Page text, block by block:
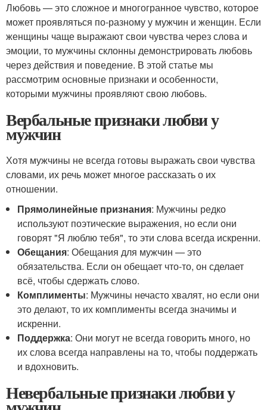
Любовь — это сложное и многогранное чувство, которое
может проявляться по-разному у мужчин и женщин. Если
женщины чаще выражают свои чувства через слова и
эмоции, то мужчины склонны демонстрировать любовь
через действия и поведение. В этой статье мы
рассмотрим основные признаки и особенности,
которыми мужчины проявляют свою любовь.
Вербальные признаки любви у
мужчин
Хотя мужчины не всегда готовы выражать свои чувства
словами, их речь может многое рассказать о их
отношении.
Прямолинейные признания: Мужчины редко
используют поэтические выражения, но если они
говорят "Я люблю тебя", то эти слова всегда искренни.
Обещания: Обещания для мужчин — это
обязательства. Если он обещает что-то, он сделает
всё, чтобы сдержать слово.
Комплименты: Мужчины нечасто хвалят, но если они
это делают, то их комплименты всегда значимы и
искренни.
Поддержка: Они могут не всегда говорить много, но
их слова всегда направлены на то, чтобы поддержать
и вдохновить.
Невербальные признаки любви у